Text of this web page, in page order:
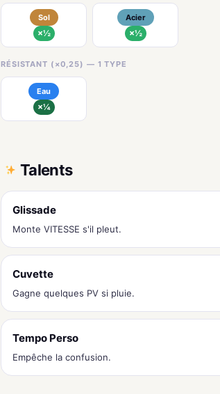
Sol
×½
Acier
×½
RÉSISTANT (×0,25) — 1 TYPE
Eau
×¼
Talents
Glissade
Monte VITESSE s'il pleut.
Cuvette
Gagne quelques PV si pluie.
Tempo Perso
Empêche la confusion.